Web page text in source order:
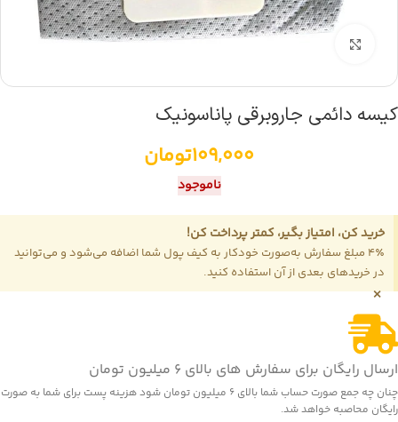
کیسه دائمی جاروبرقی پاناسونیک
109,000تومان
ناموجود
خرید کن، امتیاز بگیر، کمتر پرداخت کن!
4٪ مبلغ سفارش به‌صورت خودکار به کیف پول شما اضافه می‌شود و می‌توانید
در خریدهای بعدی از آن استفاده کنید.
×
ارسال رایگان برای سفارش های بالای 6 میلیون تومان
چنان چه جمع صورت حساب شما بالای 6 میلیون تومان شود هزینه پست برای شما به صورت
رایگان محاصبه خواهد شد.